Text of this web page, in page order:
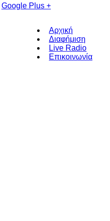
Google Plus +
Αρχική
Διαφήμιση
Live Radio
Επικοινωνία